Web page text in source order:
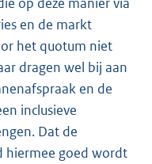
en de markt
het quotum niet
dragen wel bij aan
en de
inclusieve
Dat de
hiermee goed wordt